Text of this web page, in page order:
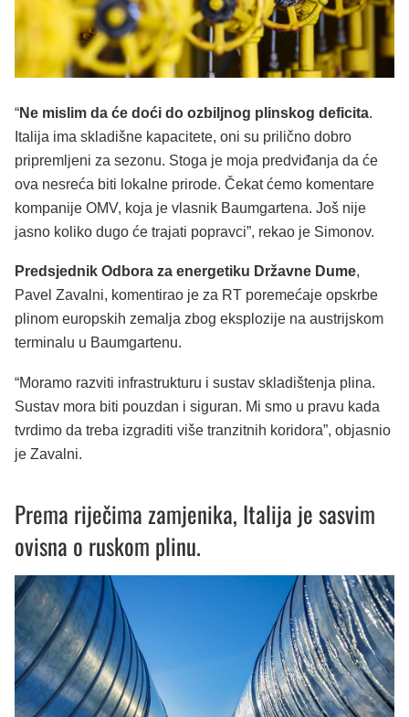
“Ne mislim da će doći do ozbiljnog plinskog deficita.
Italija ima skladišne kapacitete, oni su prilično dobro
pripremljeni za sezonu. Stoga je moja predviđanja da će
ova nesreća biti lokalne prirode. Čekat ćemo komentare
kompanije OMV, koja je vlasnik Baumgartena. Još nije
jasno koliko dugo će trajati popravci”, rekao je Simonov.
Predsjednik Odbora za energetiku Državne Dume,
Pavel Zavalni, komentirao je za RT poremećaje opskrbe
plinom europskih zemalja zbog eksplozije na austrijskom
terminalu u Baumgartenu.
“Moramo razviti infrastrukturu i sustav skladištenja plina.
Sustav mora biti pouzdan i siguran. Mi smo u pravu kada
tvrdimo da treba izgraditi više tranzitnih koridora”, objasnio
je Zavalni.
Prema riječima zamjenika, Italija je sasvim
ovisna o ruskom plinu.